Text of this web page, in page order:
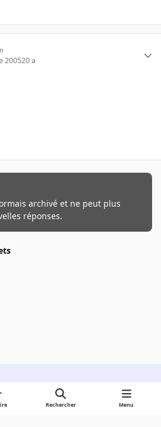
200520 a
archivé et ne peut plus
réponses.
Rechercher Menu